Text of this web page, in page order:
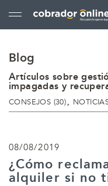
Blog
Artículos sobre
impagadas y
CATEGORÍAS
CONSEJOS (30)
08/08/2019
¿Cómo
alquiler si no